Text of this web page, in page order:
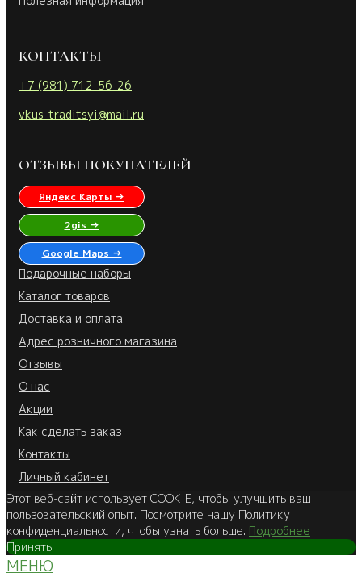
КОНТАКТЫ
+7 (981) 712-56-26
vkus-traditsyi@mail.ru
ОТЗЫВЫ ПОКУПАТЕЛЕЙ
Яндекс Карты →
2gis →
Google Maps →
Подарочные наборы
Каталог товаров
Доставка и оплата
Адрес розничного магазина
Отзывы
О нас
Акции
Как сделать заказ
Контакты
Личный кабинет
Этот веб-сайт использует COOKIE, чтобы улучшить ваш
пользовательский опыт. Посмотрите нашу Политику
конфиденциальности, чтобы узнать больше. Подробнее
Принять
МЕНЮ